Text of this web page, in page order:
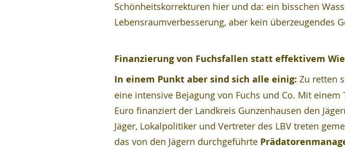
Schönheitskorrekturen hier und da: ein bisschen
Lebensraumverbesserung, aber kein überzeugendes
Finanzierung von Fuchsfallen statt effektivem
In einem Punkt aber sind sich alle einig: Zu retten
eine intensive Bejagung von Fuchs und Co. Mit
Euro finanziert der Landkreis Gunzenhausen den
Jäger, Lokalpolitiker und Vertreter des LBV treten
das von den Jägern durchgeführte